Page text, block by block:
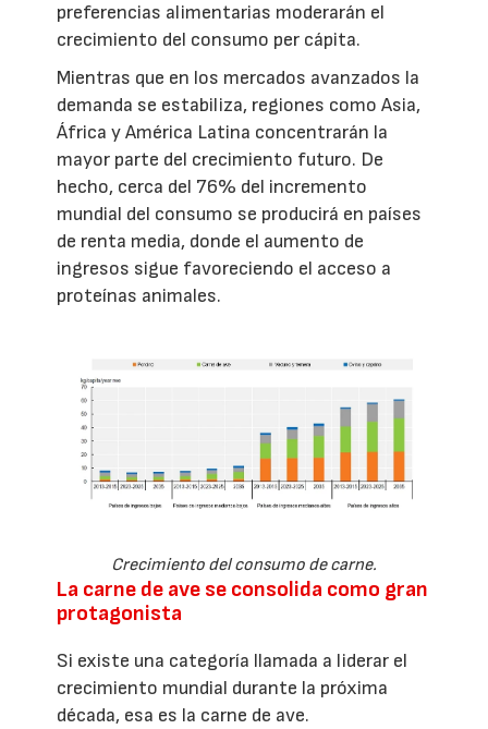
preferencias alimentarias moderarán el
crecimiento del consumo per cápita.
Mientras que en los mercados avanzados la
demanda se estabiliza, regiones como Asia,
África y América Latina concentrarán la
mayor parte del crecimiento futuro. De
hecho, cerca del 76% del incremento
mundial del consumo se producirá en países
de renta media, donde el aumento de
ingresos sigue favoreciendo el acceso a
proteínas animales.
Crecimiento del consumo de carne.
La carne de ave se consolida como gran
protagonista
Si existe una categoría llamada a liderar el
crecimiento mundial durante la próxima
década, esa es la carne de ave.